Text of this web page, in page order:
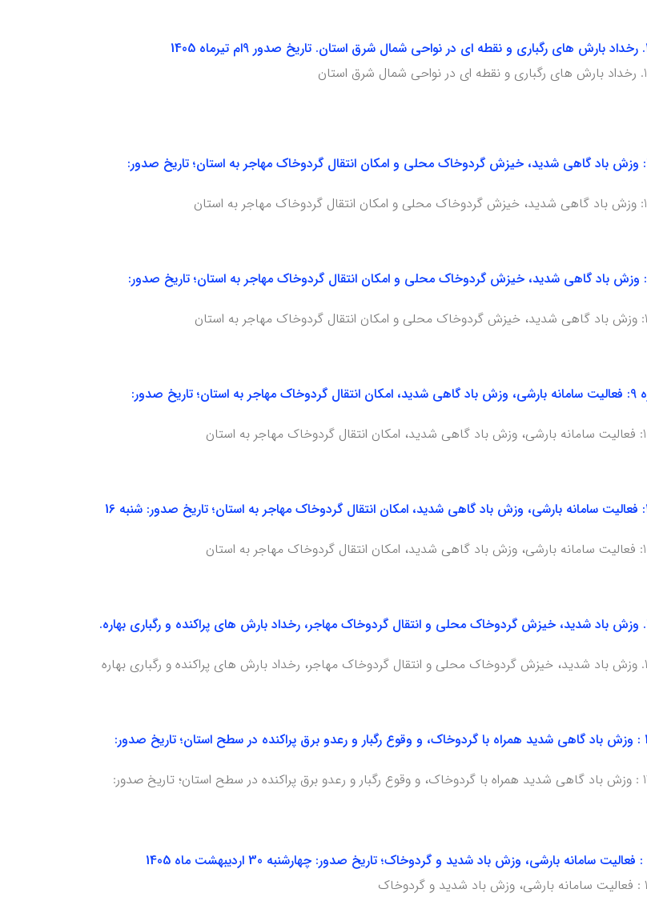
هشدار هواشناسی سطح زرد شماره 17: وزش باد گاهی شدید، خیزش گردوخاک محلی و امکان انتقال گردوخاک مهاجر به استان؛ تاریخ صدور:
هشدار هواشناسی سطح زرد شماره 16: وزش باد گاهی شدید، خیزش گردوخاک محلی و امکان انتقال گردوخاک مهاجر به استان؛ تاریخ صدور:
هشدار هواشناسی سطح نارنجی شماره 9: فعالیت سامانه بارشی، وزش باد گاهی شدید، امکان انتقال گردوخاک مهاجر به استان؛ تاریخ صدور:
هشدار هواشناسی سطح زرد شماره 15: فعالیت سامانه بارشی، وزش باد گاهی شدید، امکان انتقال گردوخاک مهاجر به استان؛ تاریخ صدور: شنبه 16
هشدار هواشناسی سطح زرد شماره 14. وزش باد شدید، خیزش گردوخاک محلی و انتقال گردوخاک مهاجر، رخداد بارش های پراکنده و رگباری بهاره.
هشدار هواشناسی سطح زرد شماره 13 : وزش باد گاهی شدید همراه با گردوخاک، و وقوع رگبار و رعدو برق پراکنده در سطح استان؛ تاریخ صدور:
هشدار هواشناسی سطح زرد شماره 13 : وزش باد گاهی شدید همراه با گردوخاک، و وقوع رگبار و رعدو برق پراکنده در سطح استان؛ تاریخ صدور: